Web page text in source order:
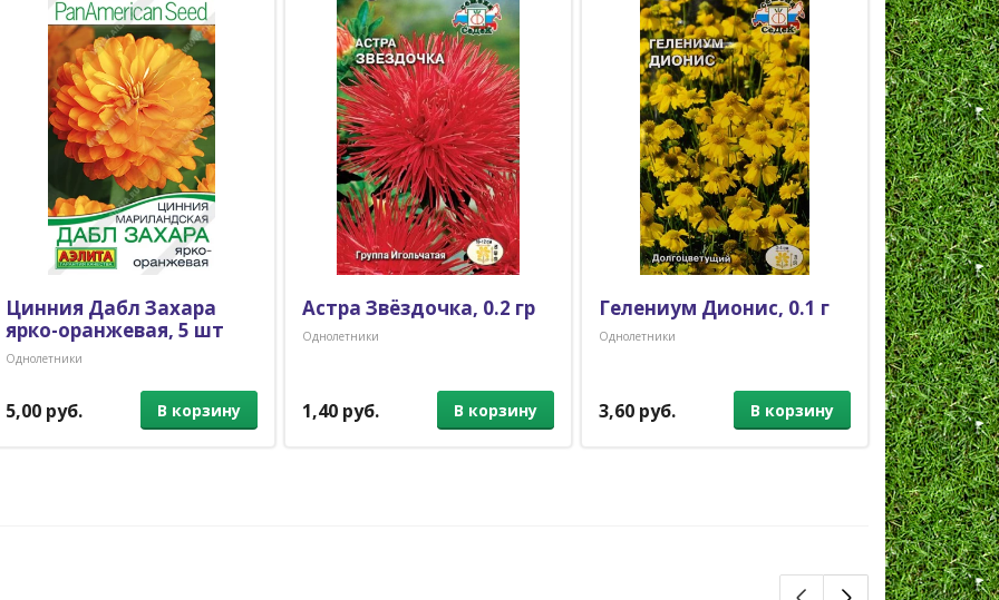
Цинния Дабл Захара
ярко-оранжевая, 5 шт
Однолетники
5,00 руб. В корзину
Астра Звёздочка, 0.2 гр
Однолетники
1,40 руб. В корзину
Гелениум Дионис, 0.1 г
Однолетники
3,60 руб. В корзину
Цинния
белая, 5
Однолетники
5,00 руб.